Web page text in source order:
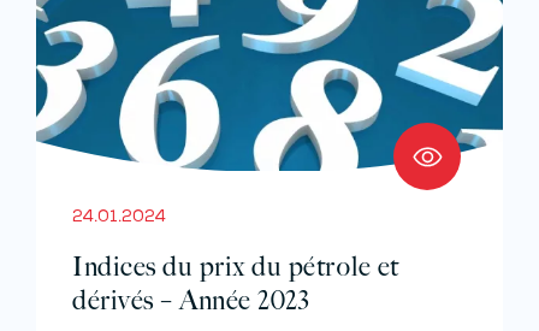
24.01.2024
Indices du prix du pétrole et
dérivés – Année 2023